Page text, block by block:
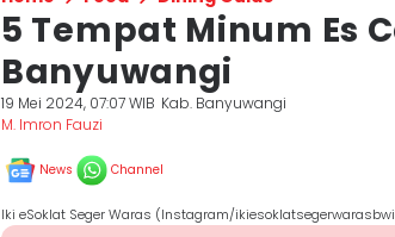
5 Tempat Minum Es
Banyuwangi
19 Mei 2024, 07:07 WIB Kab. Banyuwangi
M. Imron Fauzi
News Channel
Iki eSoklat Seger Waras (Instagram/